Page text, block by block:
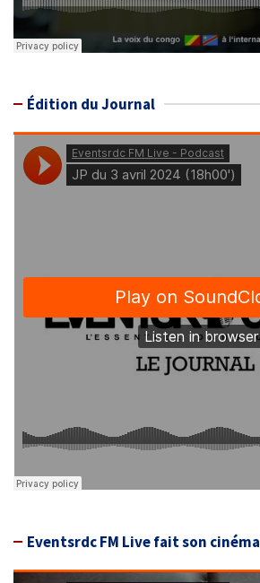
Édition du Journal
Eventsrdc FM Live fait son cinéma